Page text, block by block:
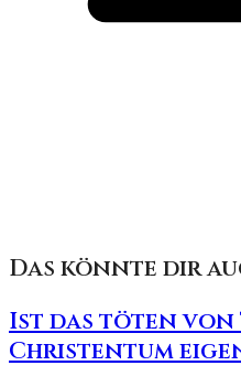
Das könnte dir
Ist das töten von
Christentum